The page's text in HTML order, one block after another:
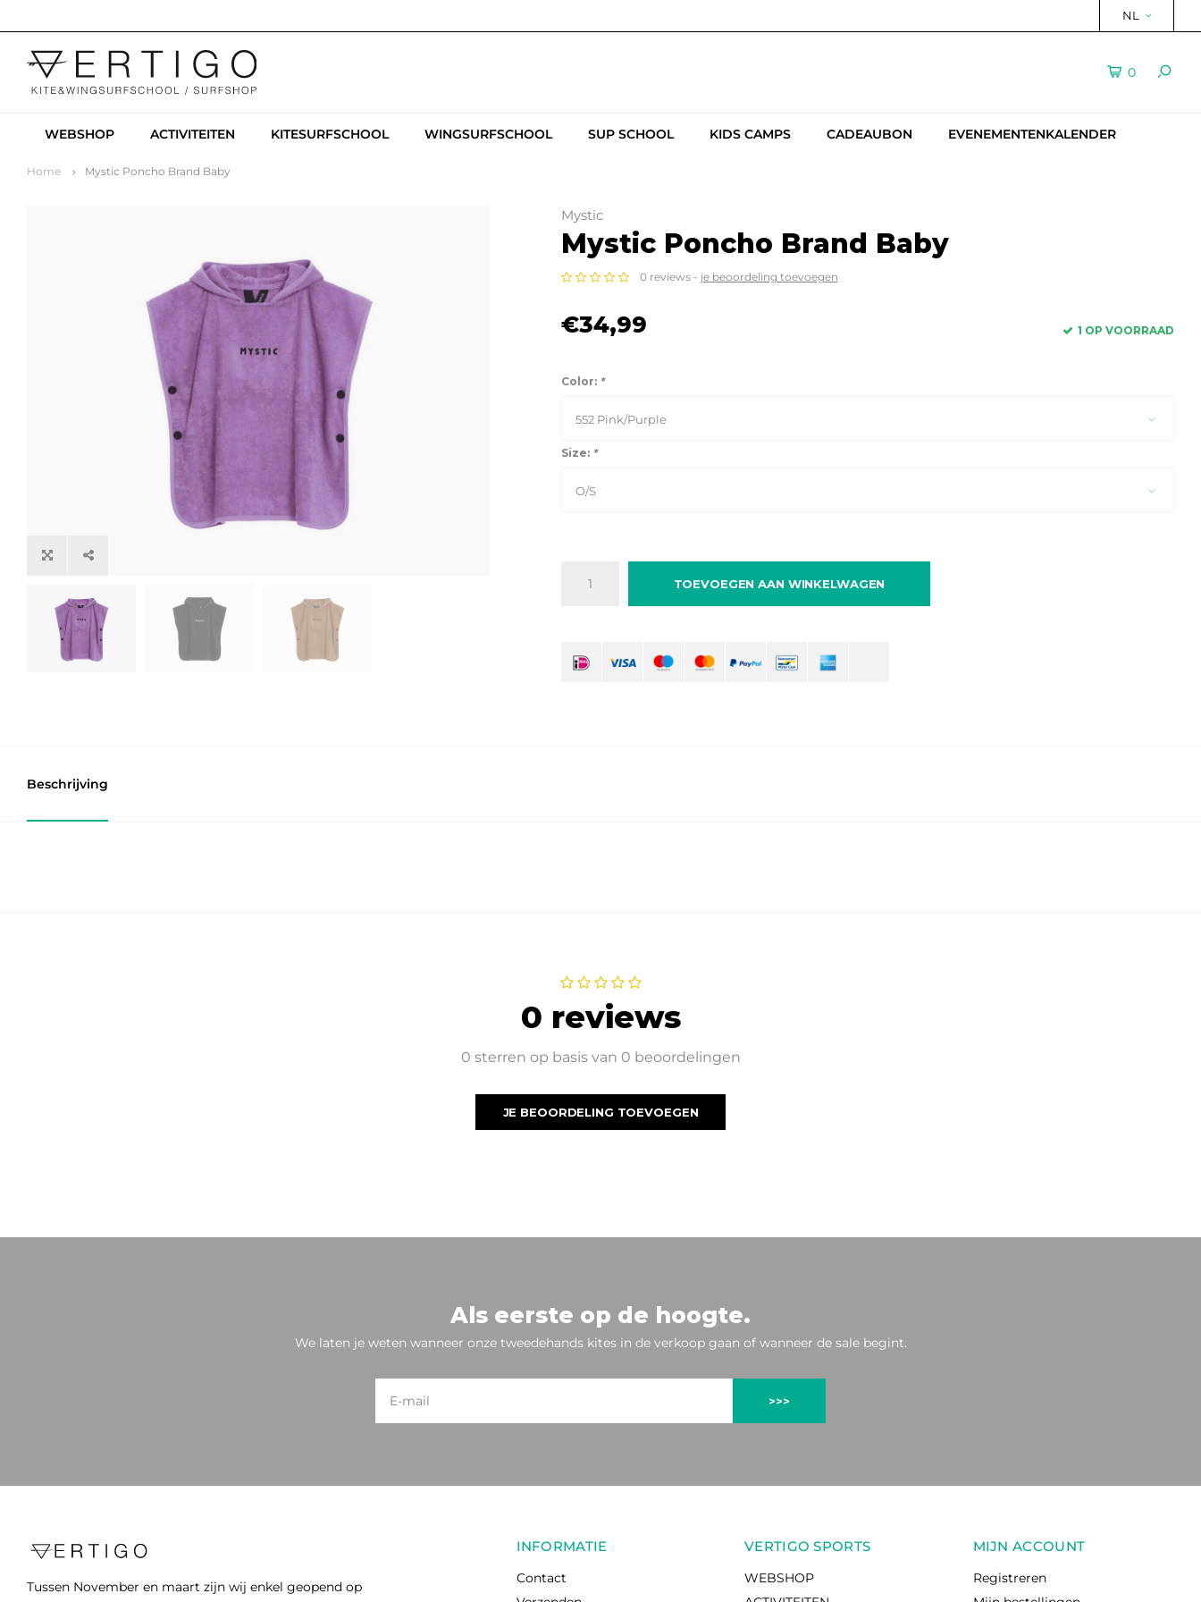
NL
0
WEBSHOP ACTIVITEITEN KITESURFSCHOOL WINGSURFSCHOOL SUP SCHOOL KIDS CAMPS CADEAUBON EVENEMENTENKALENDER
Home Mystic Poncho Brand Baby
Mystic
Mystic Poncho Brand Baby
0 reviews - je beoordeling toevoegen
€34,99 1 OP VOORRAAD
Color: *
552 Pink/Purple
Size: *
O/S
TOEVOEGEN AAN WINKELWAGEN
Beschrijving
0 reviews
0 sterren op basis van 0 beoordelingen
JE BEOORDELING TOEVOEGEN
Als eerste op de hoogte.
We laten je weten wanneer onze tweedehands kites in de verkoop gaan of wanneer de sale begint.
>>>
Tussen November en maart zijn wij enkel geopend op
INFORMATIE
Contact
VERTIGO SPORTS
WEBSHOP
MIJN ACCOUNT
Registreren